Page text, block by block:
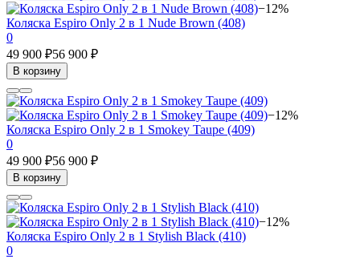
−12%
Коляска Espiro Only 2 в 1 Nude Brown (408)
0
49 900 ₽56 900 ₽
В корзину
−12%
Коляска Espiro Only 2 в 1 Smokey Taupe (409)
0
49 900 ₽56 900 ₽
В корзину
−12%
Коляска Espiro Only 2 в 1 Stylish Black (410)
0